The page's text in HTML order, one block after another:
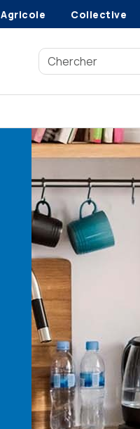
Agricole Collective